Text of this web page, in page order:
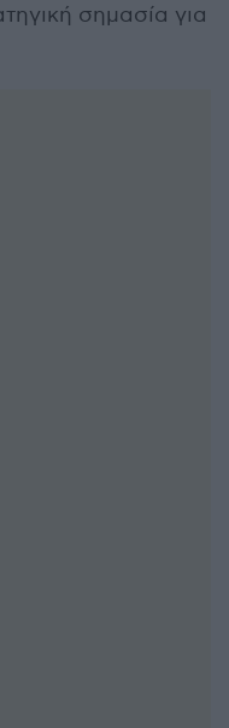
σημασία για